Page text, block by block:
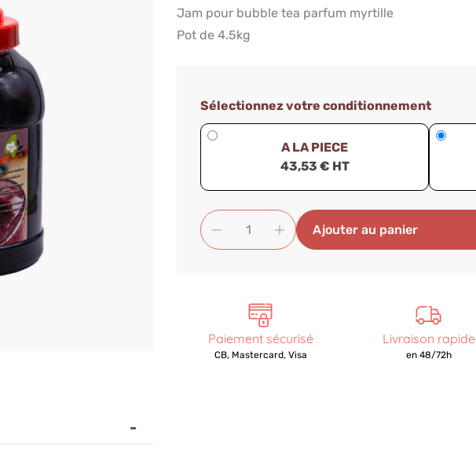
Jam pour bubble tea parfum myrtille
Pot de 4.5kg
Sélectionnez votre conditionnement
A LA PIECE
43,53 € HT
Ajouter au panier
Paiement sécurisé
CB, Mastercard, Visa
Livraison rapide
en 48/72h